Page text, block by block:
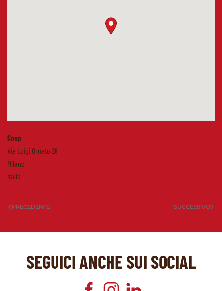
Coop
Via Luigi Ornato 28
Milano
Italia
PRECEDENTE SUCCESSIVO
SEGUICI ANCHE SUI SOCIAL